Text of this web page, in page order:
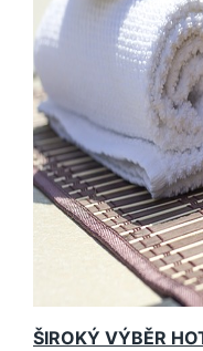
ŠIROKÝ VÝBĚR